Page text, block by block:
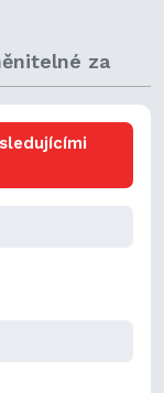
za